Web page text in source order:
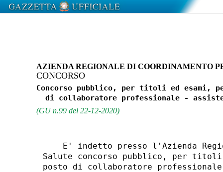
AZIENDA REGIONALE DI COORDINAMENTO
CONCORSO
Concorso pubblico, per titoli ed esami,
(GU n.99 del 22-12-2020)
E' indetto presso l'Azienda
Salute concorso pubblico, per
posto di collaboratore